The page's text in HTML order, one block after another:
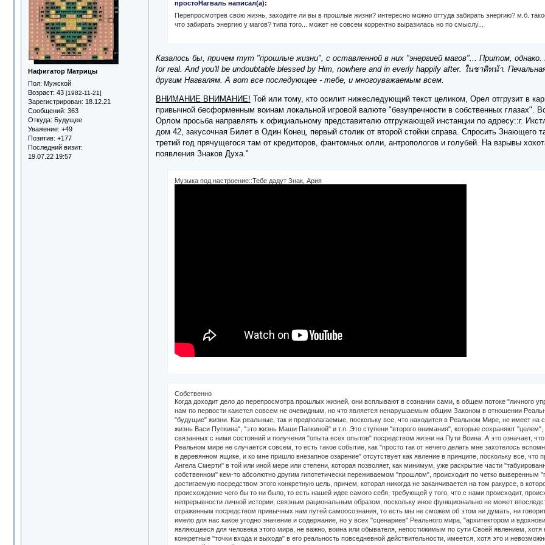
Нафигатор Матрицы
Пол: Мужской
Возраст: 43 [1982-11-21]
Зарегистрирован: 18.12.21
Сообщений: 363
Откуда: Будущее
Уважение: +49
Позитив: +177
Последний визит:
19.07.22 19:57
простоНагваль написал(а):
Перепросмотрев свою жизнь, заходите ли вы в прошлые жизни? интересно можно оттуда забирать энергию? м.б.
что забирать энергию у магов? типа того... может не совсем корректно выразилась но по смыслу...
Казалось бы, причем тут "прошлые жизни", с оставленной в них "энергией магов"... Притом,
for real. And you'll be undoubtable blessed by Him, nowhere and in everly happily after. ในชาติหน้า.
другим Нагвалям. А вот все последующее - тебе, и многоуважаемым всем.
ВНИМАНИЕ ВНИМАНИЕ! Той или тому, кто осилит нижеследующий текст целиком, Орел отгрузит в
привычной бесформенным воинам локальной игровой валюте "безупречности в собственных глазах".
Орлом просьба направлять к официальному представителю отгружающей инстанции по адресу::г.
дом 42, закусочная Билет в Один Конец, первый столик от второй стойки справа. Спросить Знающего
третий год прячущегося там от кредиторов, фантомных олли, антропологов и голубей. На взрывы
появления Знаков Духа."
Музыка под настроение::Тебе дадут Знак, Ария
Собственно
Когда доходит дело до перепросмотра прошлых жизней, они всплывают в сознании сами, в общем потоке "личного управления" воином Намерения Духа. Здесь главная тонкость в том, что нам по первости кажется совсем не очевидным, но что является ненарушаемым общим Законом в отношении Реального Мира, к которому относятся, в частности, наши "прошлые" и "будущие" жизни. Как реальные, так и предполагаемые, поскольку все, что находится в Реальном Мире, не имеет на себе, как мы привыкли смотреть на вещи, наклеенного ярлычка "это жизнь Васи Пупкина", "это жизнь Маши Папкиной" и т.п. Это ступени "второго внимания", которые сохраняют "целем", т.е. образ происхождения группы связанных событий, и восприятия связанных с ними состояний и получения "опыта всех опытов" посредством жизни на Пути Воина. А это означает, что "праздного" происхождения тех или иных "магических" событий в Реальном мире не случается совсем, то есть такое событие, как "просто так от нечего делать мне захотелось вспомнить прошлые жизни, я забил стрелку с Ангелом Смерти, мотая головой в деревянном ящике, и ко мне пришло внезапное озарение" отсутствует как явление в принципе, поскольку все, что происходит и может происходить с воином, "достигающим свободы от Ангела Смерти" в той или иной мере или степени, которая позволяет, как минимум, уже раскрытие части "табуированной" в этом мире для человека "закрытой информации" о "своем собственном" кем-то абсолютно другим гипотетически переживаемом "прошлом", происходит по четко выверенным "программам", имеющим конкретный сценарий, время происхождения и достигаемую посредством этого конкретную цель, причем, которая никогда не заканчивается на том ракурсе, в котором человек этого мира, не важно воин или обыватель, рассматривает происхождение чего бы то ни было, то есть нашей идее самого себя, требующей у того, что с нами происходит, происходить объясняемым, и укладывающимся в общую канву непрерывности личной истории, связным рациональным образом, поскольку иное функционально не может впоследствии своего происхождения стать элементом линейной памяти и быть отраженным посредством привычных нам путей самоосознания, то есть мы не сможем об этом ни думать, ни говорить, ни чувствовать связно и осмысленно в какой угодно мере, чтобы это имело для нас какое угодно значение и содержание, но у всех "сценариев" Реального мира, "архитектором и вдохновителем" которых служит непосредственно Намерения Духа, являющееся для человека этого мира, не важно, воина или обывателя, непостижимым по сути Своей явлением, хотя которое, в случае воина, как минимум, имеет вполне четкие и конкретные "точки входа и выхода" в его реальность повседневной действительности, имеется, хотя это и невозможно пока что, для меня во всяком случае, осмыслить, прикручиванием к этому той или иной модели "мира разума" реального мира, из которых мы как из кубиков выстраиваем то, что в последствии наивно называем "объективной действительностью, которая не зависит от нас и находится вовне нас", всегда больше, чем одно - абсолютно целостное, внутренне непрерывное и непротиворечивое, реальное и осознанное, на своем собственном "уровне сознания и реальности", логическое обоснование причины и следствия, формы и характера происхождения, которые их раскрывают в действии нас и всех прочих действующих лиц и явлений, присутствующих на сцене "этого мира", связанной с происхождением рассматриваемой цепочки событий, взаимосвязанных системно в Силу имеющегося у них общего характера своего происхождения в "этом мире". Так мы "раскрываем" в начале "этот мир" как человеческие личности этого мира, без малейшего сомнения зная точно о том, что это восприятие с нами и с миром происходит действительно на самом деле, и кроме этого ничего действительно не происходит, поскольку остальное является работой воображения, и не может являться ничем иным, в Силу абсолютных и незыблемых Законов, по которым существует окружающий мир и мы сами, являясь живым объектом в мире объектов и слепых физических сил, не имеющих и не могущих иметь в адекватном системном анамнезе своего происхождения таких определений, как, например, "осознанное целеполагание и выверенное в деталях достижение известной заранее и намереваемой сознательно задачи и цели", кроме как в незрелом больном уме слабых людей, позволивших себя заразить идеями слепой веры в то, чего не было, нет и быть не может в реальном мире, о чем человек знает доподлинно, но не смотря на это предпочитает жить в выдуманном мире, в котором его воображение закрывается от объективной реальности, полноценное принятие которой по существу ему психологически и психически оказалось недоступно в Силу жизненных обстоятельств, подломивших волю и интеллект", ну и так далее, и тому подобное. Короче говоря, личностью, проживавшей некоторую условную гипотетическую "прошлую жизнь", не было осознанно то, что в "ее собственном" объеме реальности действительно происходило ни на малую толику, что называется "по определению в принципе", причем, за очень редкими исключениями - без какой либо разницы, была эта личность "видящим магом" или простым обывателем, поскольку ни мир разума, ни мир воли на самом деле не являются тем, что происходит в настоящей реальности, которую КК назвал "третьим вниманием", и почти ничего не говорил о ней, кроме проскакивающих то тут, то там в объяснениях ДХ и ведьм намеков и туманных образов, которые намекают на то или иное явление, таких, например, как "мы - люди, и наше предназначение это мир людей, а те, кто наивно думает, что живет в двух мирах, глупо заблуждаются", или, собственно, само высказывание про то, что воин должен связать себя с верой по собственному выбору, поскольку реальный мир не является ни миром разума, ни миром воли, а то, чем он на самом деле является, постичь посредством восприятия "точкой сборки" невозможно в принципе, поскольку это относится к непостижимому Миру Бесконечности "внешних великих эманаций" (перефразировал высказывание для ясности). А это значит, не более и не менее, что то, что человек знает и то, во что он верит - не являются, как думает на автомате большинство "продвинутых воинов и магов, реально потерявших ЧФ", вещами принципиально разными по сути,